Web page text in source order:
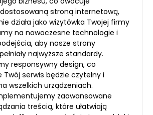
stroną internetową,
działa jako wizytówka Twojej firmy
na nowoczesne technologie i
aby nasze strony
najwyższe standardy.
responsywny design, co
Twój serwis będzie czytelny i
wszelkich urządzeniach.
zaawansowane
treścią, które ułatwiają